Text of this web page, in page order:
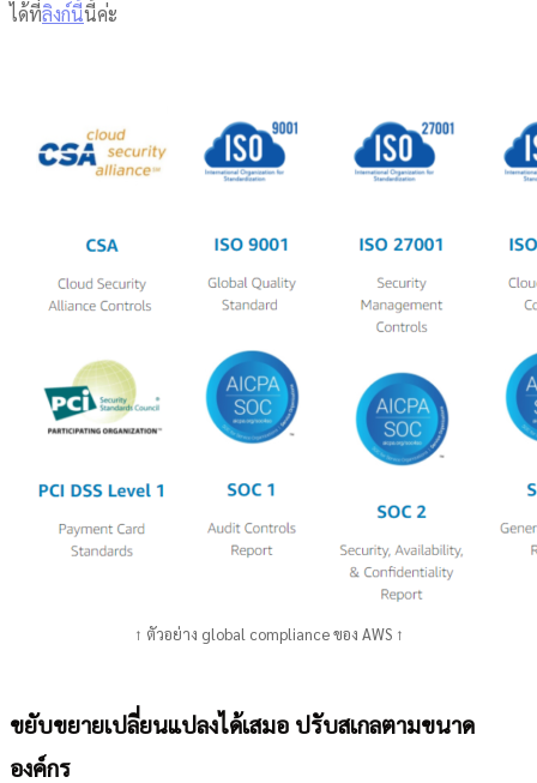
ได้ที่ลิงก์นี้นี้ค่ะ
↑ ตัวอย่าง global compliance ของ AWS ↑
ขยับขยายเปลี่ยนแปลงได้เสมอ ปรับสเกลตามขนาด
องค์กร